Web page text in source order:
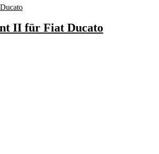
II für Fiat Ducato